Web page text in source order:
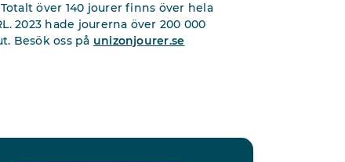
över 140 jourer finns över hela
2023 hade jourerna över 200 000
Besök oss på unizonjourer.se